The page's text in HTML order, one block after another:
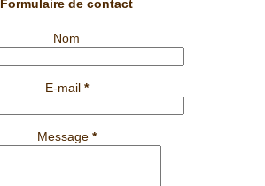
Formulaire de contact
Nom
E-mail *
Message *